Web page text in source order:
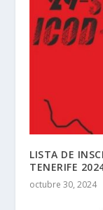
octubre 30, 2024